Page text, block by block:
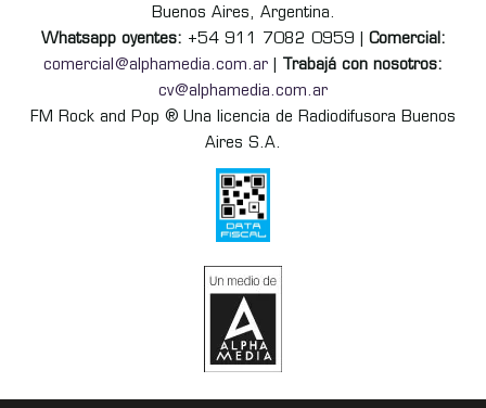
Buenos Aires, Argentina.
Whatsapp oyentes: +54 911 7082 0959 | Comercial:
comercial@alphamedia.com.ar
Trabajá con nosotros:
cv@alphamedia.com.ar
FM Rock and Pop ® Una licencia de Radiodifusora Buenos
Aires S.A.